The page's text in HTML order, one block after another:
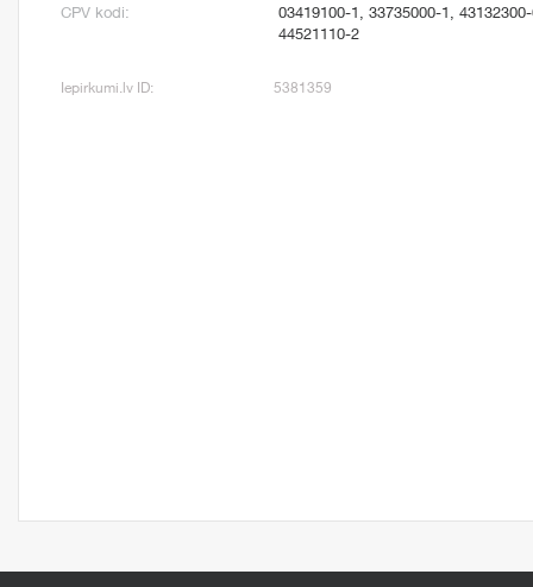
CPV kodi:
03419100-1, 33735000-1,
44521110-2
Iepirkumi.lv ID: 5381359